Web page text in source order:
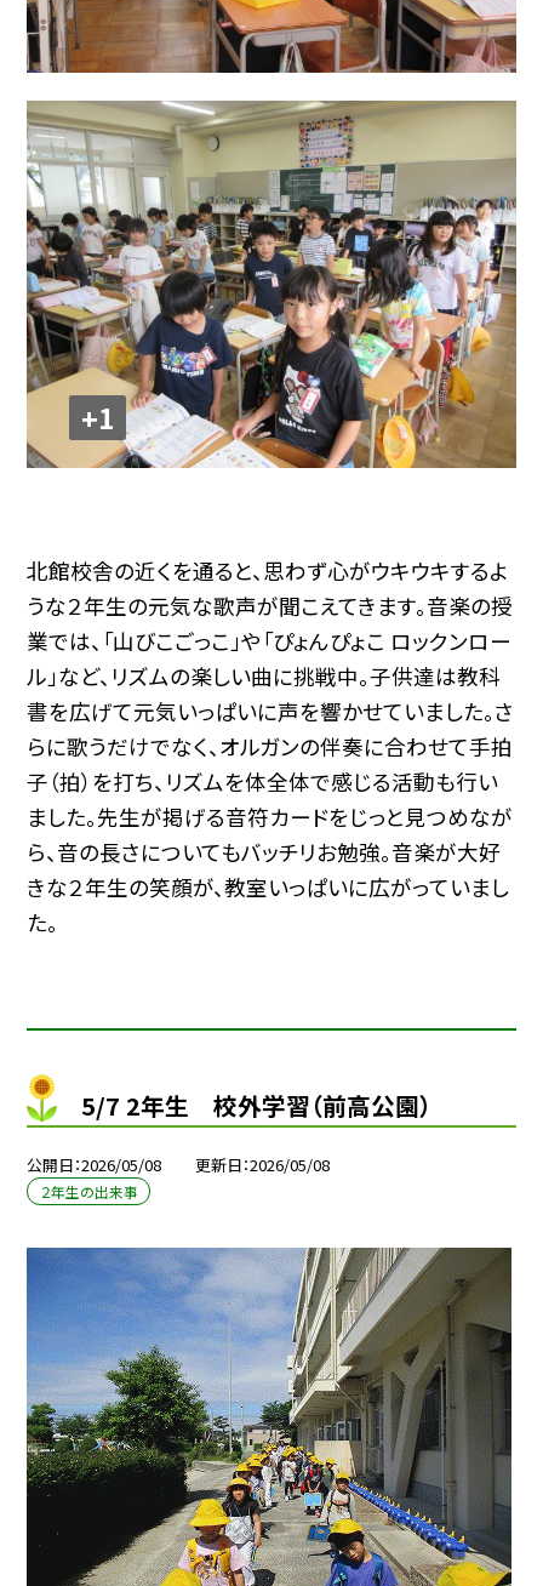
+1
北館校舎の近くを通ると、思わず心がウキウキするよ
うな２年生の元気な歌声が聞こえてきます。音楽の授
業では、「山びこごっこ」や「ぴょんぴょこ ロックンロー
ル」など、リズムの楽しい曲に挑戦中。子供達は教科
書を広げて元気いっぱいに声を響かせていました。さ
らに歌うだけでなく、オルガンの伴奏に合わせて手拍
子（拍）を打ち、リズムを体全体で感じる活動も行い
ました。先生が掲げる音符カードをじっと見つめなが
ら、音の長さについてもバッチリお勉強。音楽が大好
きな２年生の笑顔が、教室いっぱいに広がっていまし
た。
5/7 2年生 校外学習（前高公園）
公開日 2026/05/08 更新日 2026/05/08
２年生の出来事